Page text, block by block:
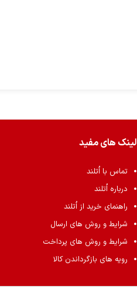
لینک های مفید
تماس با اُتلند
درباره اُتلند
راهنمای خرید از اُتلند
شرایط و روش های ارسال
شرایط و روش های پرداخت
رویه های بازگرداندن کالا